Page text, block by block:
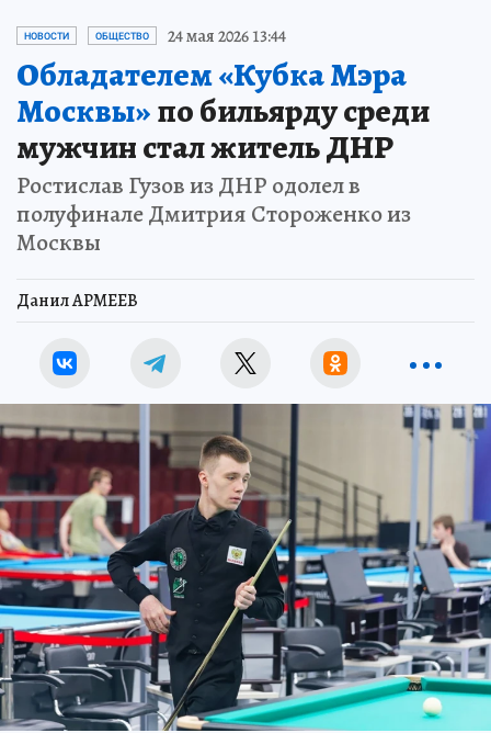
НОВОСТИ ОБЩЕСТВО 24 мая 2026 13:44
Обладателем «Кубка Мэра
Москвы»по бильярду среди
мужчин стал житель ДНР
Ростислав Гузов из ДНР одолел в
полуфинале Дмитрия Стороженко из
Москвы
Данил АРМЕЕВ